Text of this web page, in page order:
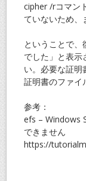
cipher /rコマン
ていないため、
ということで
でした」と表
い。必要な証明
証明書のファイ
参考：
efs – Windows
できません
https://